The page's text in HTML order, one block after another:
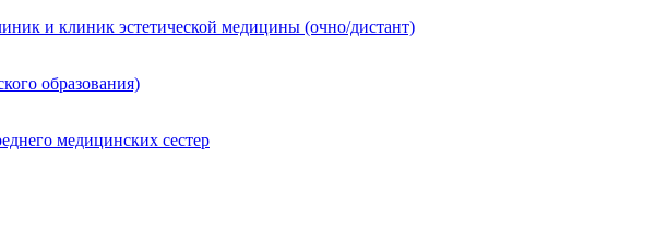
и клиник эстетической медицины (очно/дистант)
образования)
медицинских сестер